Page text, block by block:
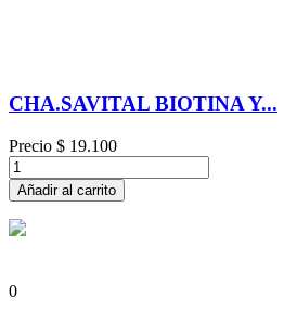
CHA.SAVITAL BIOTINA Y...
Precio $ 19.100
Añadir al carrito
0